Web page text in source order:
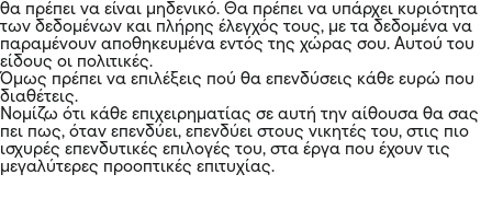
θα πρέπει να είναι μηδενικό. Θα πρέπει να υπάρχει κυριότητα
των δεδομένων και πλήρης έλεγχός τους, με τα δεδομένα να
παραμένουν αποθηκευμένα εντός της χώρας σου. Αυτού του
είδους οι πολιτικές.
Όμως πρέπει να επιλέξεις πού θα επενδύσεις κάθε ευρώ που
διαθέτεις.
Νομίζω ότι κάθε επιχειρηματίας σε αυτή την αίθουσα θα σας
πει πως, όταν επενδύει, επενδύει στους νικητές του, στις πιο
ισχυρές επενδυτικές επιλογές του, στα έργα που έχουν τις
μεγαλύτερες προοπτικές επιτυχίας.